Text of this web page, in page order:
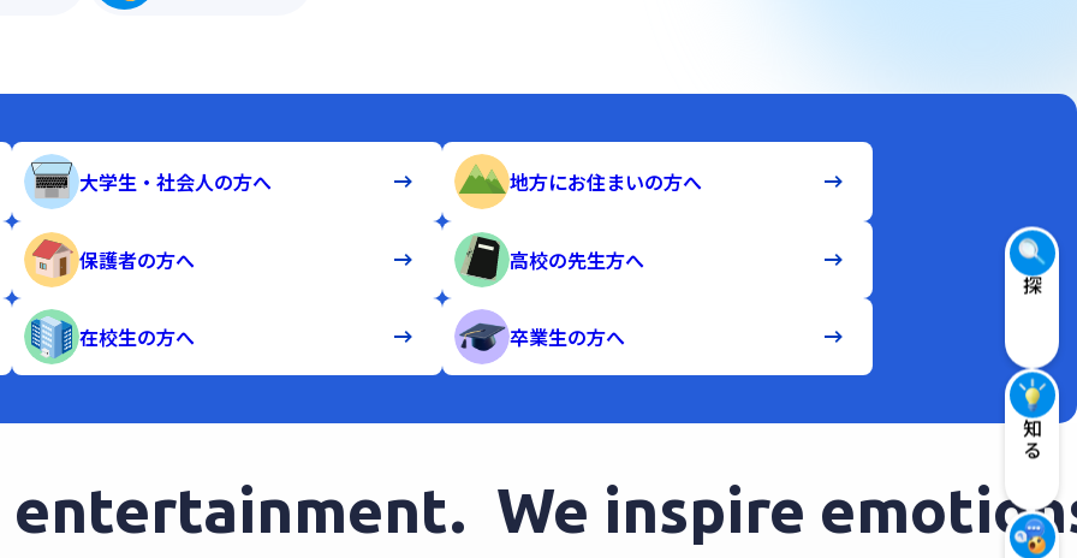
大学生・社会人の方へ 地方にお住まいの方へ
保護者の方へ 高校の先生方へ
在校生の方へ 卒業生の方へ
We inspire
探す
知る